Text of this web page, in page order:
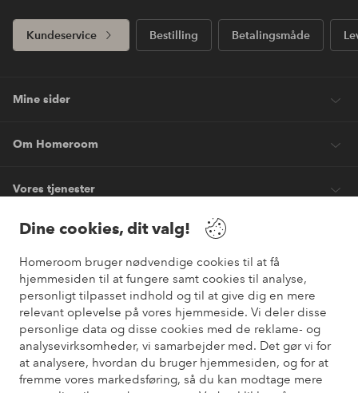
Dine cookies, dit valg!
Homeroom bruger nødvendige cookies til at få
hjemmesiden til at fungere samt cookies til analyse,
personligt tilpasset indhold og til at give dig en mere
relevant oplevelse på vores hjemmeside. Vi deler disse
personlige data og disse cookies med de reklame- og
analysevirksomheder, vi samarbejder med. Det gør vi for
at analysere, hvordan du bruger hjemmesiden, og for at
fremme vores markedsføring, så du kan modtage mere
Kundeservice Bestilling Betalingsmåde
Mine sider
Om Homeroom
Vores tjenester
Vilkår
Venner
Sikre betalinger
Vil du vide mere om vores betalingsmuligheder ?